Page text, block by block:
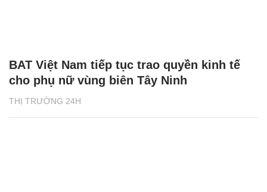
THỊ TRƯỜNG 24H
BAT Việt Nam tiếp tục trao quyền kinh tế
cho phụ nữ vùng biên Tây Ninh